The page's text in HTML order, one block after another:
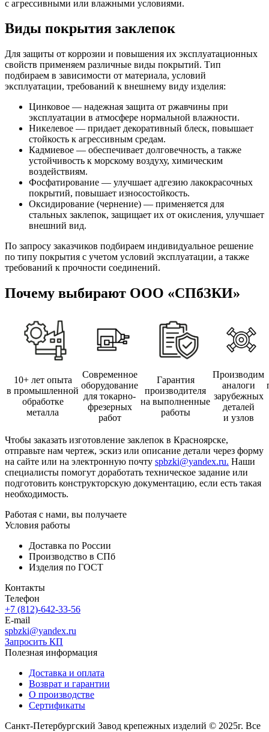
с агрессивными или влажными условиями.
Виды покрытия заклепок
Для защиты от коррозии и повышения их эксплуатационных
свойств применяем различные виды покрытий. Тип
подбираем в зависимости от материала, условий
эксплуатации, требований к внешнему виду изделия:
Цинковое — надежная защита от ржавчины при
эксплуатации в атмосфере нормальной влажности.
Никелевое — придает декоративный блеск, повышает
стойкость к агрессивным средам.
Кадмиевое — обеспечивает долговечность, а также
устойчивость к морскому воздуху, химическим
воздействиям.
Фосфатирование — улучшает адгезию лакокрасочных
покрытий, повышает износостойкость.
Оксидирование (чернение) — применяется для
стальных заклепок, защищает их от окисления, улучшает
внешний вид.
По запросу заказчиков подбираем индивидуальное решение
по типу покрытия с учетом условий эксплуатации, а также
требований к прочности соединений.
Почему выбирают ООО «СПбЗКИ»
10+ лет опыта
в промышленной
обработке
металла
Современное
оборудование
для токарно-
фрезерных
работ
Гарантия
производителя
на выполненные
работы
Производим
аналоги
зарубежных
деталей
и узлов
Чтобы заказать изготовление заклепок в Красноярске,
отправьте нам чертеж, эскиз или описание детали через форму
на сайте или на электронную почту spbzki@yandex.ru. Наши
специалисты помогут доработать техническое задание или
подготовить конструкторскую документацию, если есть такая
необходимость.
Работая с нами, вы получаете
Условия работы
Доставка по России
Производство в СПб
Изделия по ГОСТ
Контакты
Телефон
+7 (812)-642-33-56
E-mail
spbzki@yandex.ru
Запросить КП
Полезная информация
Доставка и оплата
Возврат и гарантии
О производстве
Сертификаты
Санкт-Петербургский Завод крепежных изделий © 2025г. Все